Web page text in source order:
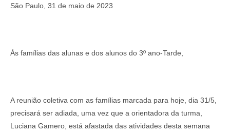
São Paulo, 31 de maio de 2023
Às famílias das alunas e dos alunos do 3º ano-Tarde,
A reunião coletiva com as famílias marcada para hoje, dia 31/5,
precisará ser adiada, uma vez que a orientadora da turma,
Luciana Gamero, está afastada das atividades desta semana